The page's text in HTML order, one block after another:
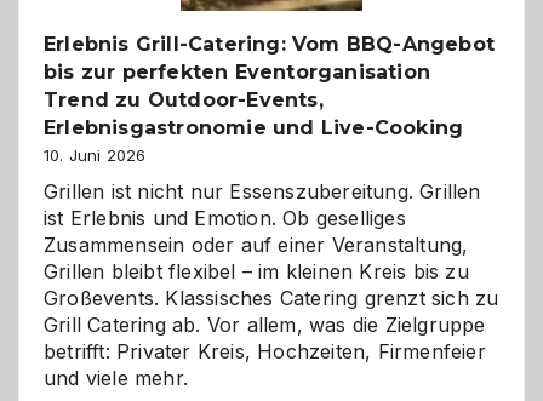
Erlebnis Grill-Catering: Vom BBQ-Angebot
bis zur perfekten Eventorganisation
Trend zu Outdoor-Events,
Erlebnisgastronomie und Live-Cooking
10. Juni 2026
Grillen ist nicht nur Essenszubereitung. Grillen
ist Erlebnis und Emotion. Ob geselliges
Zusammensein oder auf einer Veranstaltung,
Grillen bleibt flexibel – im kleinen Kreis bis zu
Großevents. Klassisches Catering grenzt sich zu
Grill Catering ab. Vor allem, was die Zielgruppe
betrifft: Privater Kreis, Hochzeiten, Firmenfeier
und viele mehr.